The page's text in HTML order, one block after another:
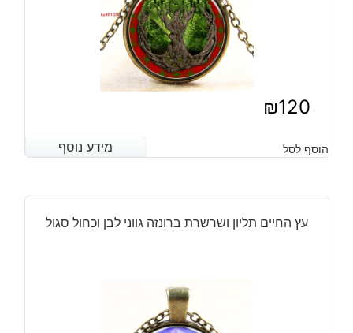
₪120
מידע נוסף הוסף לסל מידע נוסף
עץ החיים תליון ושרשרת ברונזה גווני לבן וכחול סגול